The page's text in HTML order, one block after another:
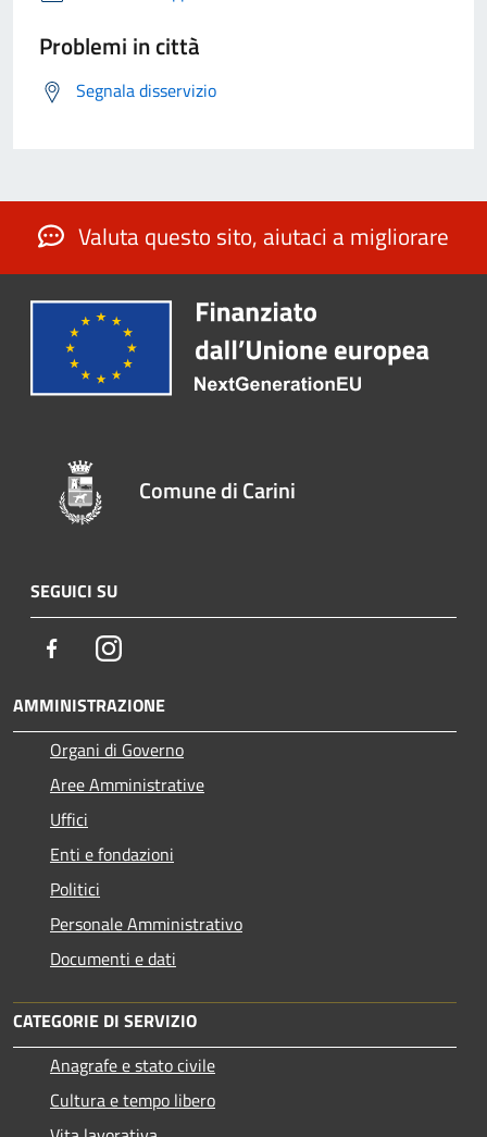
Problemi in città
Segnala disservizio
Valuta questo sito, aiutaci a migliorare
Comune di Carini
SEGUICI SU
FacebookInstagram
AMMINISTRAZIONE
Organi di Governo
Aree Amministrative
Uffici
Enti e fondazioni
Politici
Personale Amministrativo
Documenti e dati
CATEGORIE DI SERVIZIO
Anagrafe e stato civile
Cultura e tempo libero